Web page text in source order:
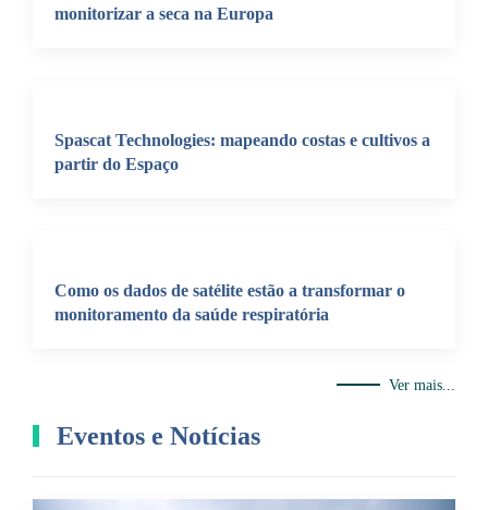
monitorizar a seca na Europa
Spascat Technologies: mapeando costas e cultivos a
partir do Espaço
Como os dados de satélite estão a transformar o
monitoramento da saúde respiratória
Ver mais...
Eventos e Notícias